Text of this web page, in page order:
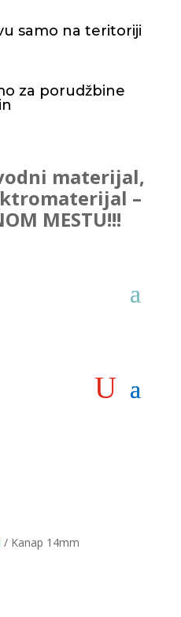
samo na teritoriji
za porudžbine
materijal,
–
MESTU!!!
/ Kanap 14mm